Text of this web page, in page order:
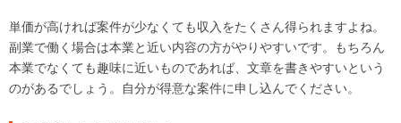
単価が高ければ案件が少なくても収入をたくさん得られますよね。
副業で働く場合は本業と近い内容の方がやりやすいです。もちろん
本業でなくても趣味に近いものであれば、文章を書きやすいという
のがあるでしょう。自分が得意な案件に申し込んでください。